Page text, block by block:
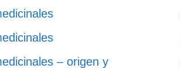
– origen y